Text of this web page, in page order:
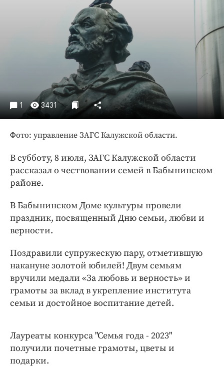
Образование
Общество
Праздники
Происшествия
Спорт
Экономика и бизнес
ПРОЕКТЫ
Блоги
Издания
Медиаперсона
Интересное чтиво
Клиника года
Бренд года
Работодатель года
1 3431
Фото: управление ЗАГС Калужской области.
В субботу, 8 июля, ЗАГС Калужской области
рассказал о чествовании семей в Бабынинском
районе.
В Бабынинском Доме культуры провели
праздник, посвященный Дню семьи, любви и
верности.
Поздравили супружескую пару, отметившую
накануне золотой юбилей! Двум семьям
вручили медали «За любовь и верность» и
грамоты за вклад в укрепление института
семьи и достойное воспитание детей.
Лауреаты конкурса "Семья года - 2023"
получили почетные грамоты, цветы и
подарки.